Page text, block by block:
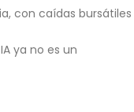
con caídas bursátiles
ya no es un